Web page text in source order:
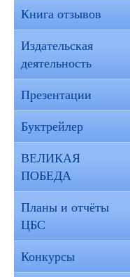
Книга отзывов
Издательская
деятельность
Презентации
Буктрейлер
ВЕЛИКАЯ
ПОБЕДА
Планы и отчёты
ЦБС
Конкурсы